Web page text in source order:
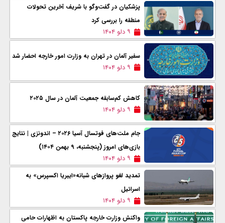
پزشکیان در گفت‌وگو با شریف آخرین تحولات
منطقه را بررسی کرد
۹ دلو ۱۴۰۴
سفیر آلمان در تهران به وزارت امور خارجه احضار شد
۹ دلو ۱۴۰۴
کاهش کم‌سابقه جمعیت آلمان در سال ۲۰۲۵
۹ دلو ۱۴۰۴
جام ملت‌های فوتسال آسیا ۲۰۲۶ – اندونزی | نتایج
بازی‌های امروز (پنجشنبه، ۹ بهمن ۱۴۰۴)
۹ دلو ۱۴۰۴
تمديد لغو پروازهای شبانه«ایبریا اکسپرس» به
اسرائیل
۹ دلو ۱۴۰۴
واکنش وزارت خارجه پاکستان به اظهارات حامی